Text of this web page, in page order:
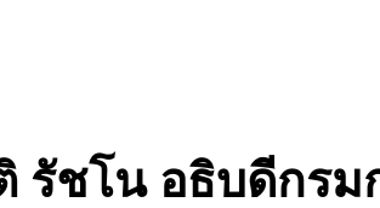
รัชโน อธิบดีกรม